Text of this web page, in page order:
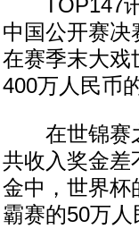
TOP147讯
中国公开赛决
在赛季末大戏
400万人民币
在世锦赛之
共收入奖金差
金中，世界杯
霸赛的50万